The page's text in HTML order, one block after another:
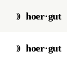
hoer·gut
hoer·gut
start / akustiker /